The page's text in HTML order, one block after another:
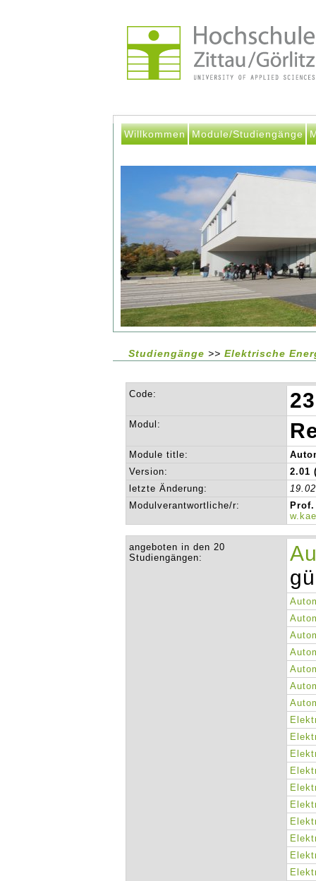
Willkommen Module/Studiengänge
Studiengänge >>Elektrische
Code:
Modul:
Module title:
Version:
2.01
letzte Änderung:
Modulverantwortliche/r:
angeboten in den 20
Studiengängen: